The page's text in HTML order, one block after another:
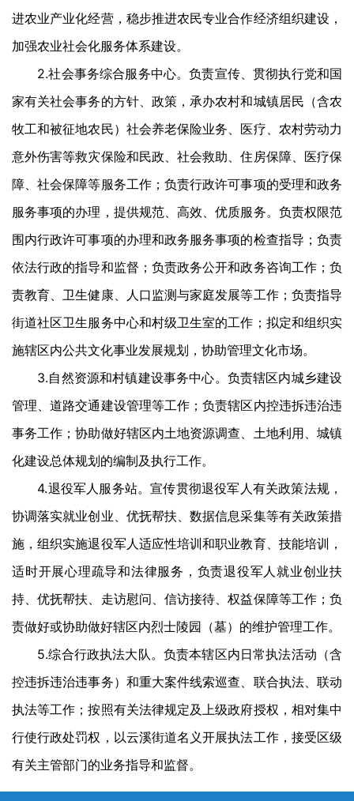
进农业产业化经营，稳步推进农民专业合作经济组织建设，
加强农业社会化服务体系建设。
2.社会事务综合服务中心。负责宣传、贯彻执行党和国
家有关社会事务的方针、政策，承办农村和城镇居民（含农
牧工和被征地农民）社会养老保险业务、医疗、农村劳动力
意外伤害等救灾保险和民政、社会救助、住房保障、医疗保
障、社会保障等服务工作；负责行政许可事项的受理和政务
服务事项的办理，提供规范、高效、优质服务。负责权限范
围内行政许可事项的办理和政务服务事项的检查指导；负责
依法行政的指导和监督；负责政务公开和政务咨询工作；负
责教育、卫生健康、人口监测与家庭发展等工作；负责指导
街道社区卫生服务中心和村级卫生室的工作；拟定和组织实
施辖区内公共文化事业发展规划，协助管理文化市场。
3.自然资源和村镇建设事务中心。负责辖区内城乡建设
管理、道路交通建设管理等工作；负责辖区内控违拆违治违
事务工作；协助做好辖区内土地资源调查、土地利用、城镇
化建设总体规划的编制及执行工作。
4.退役军人服务站。宣传贯彻退役军人有关政策法规，
协调落实就业创业、优抚帮扶、数据信息采集等有关政策措
施，组织实施退役军人适应性培训和职业教育、技能培训，
适时开展心理疏导和法律服务，负责退役军人就业创业扶
持、优抚帮扶、走访慰问、信访接待、权益保障等工作；负
责做好或协助做好辖区内烈士陵园（墓）的维护管理工作。
5.综合行政执法大队。负责本辖区内日常执法活动（含
控违拆违治违事务）和重大案件线索巡查、联合执法、联动
执法等工作；按照有关法律规定及上级政府授权，相对集中
行使行政处罚权，以云溪街道名义开展执法工作，接受区级
有关主管部门的业务指导和监督。